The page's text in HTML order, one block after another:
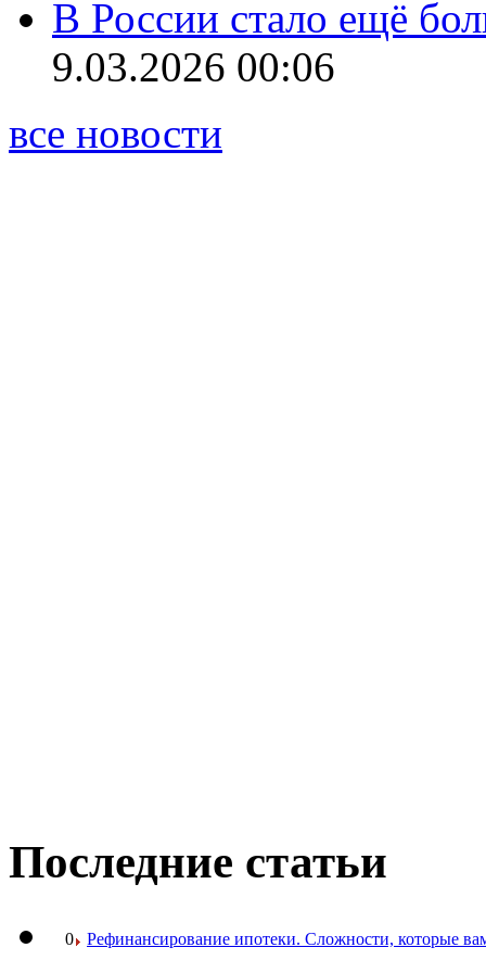
В России стало ещё
9.03.2026 00:06
все новости
Последние статьи
0 Рефинансирование ипотеки. Сложности, которые